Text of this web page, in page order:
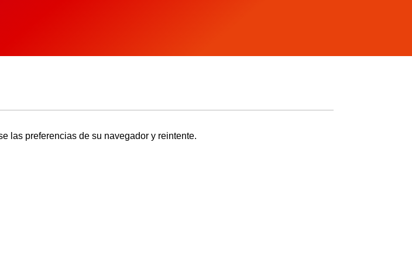
las preferencias de su navegador y reintente.